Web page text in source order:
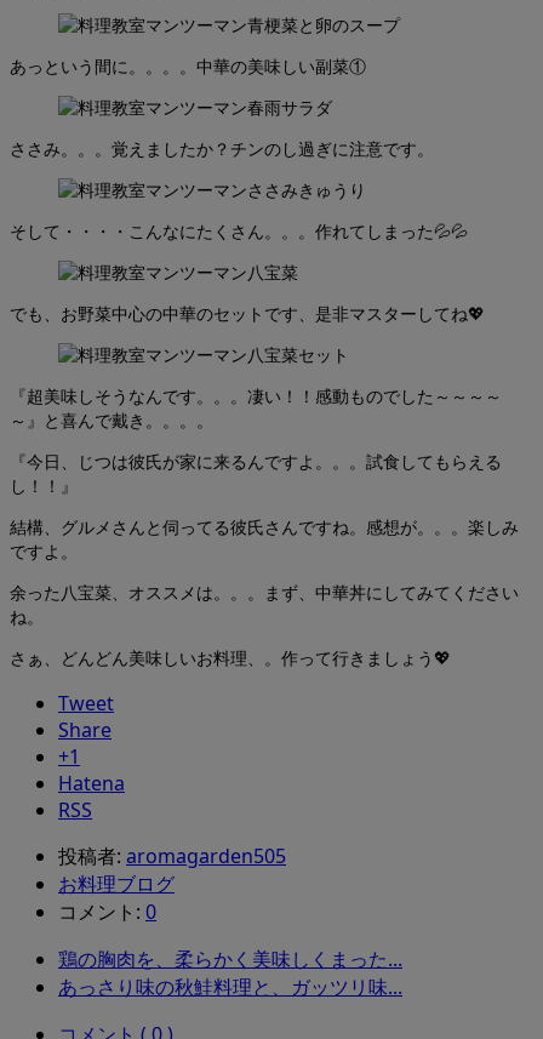
あっという間に。。。。中華の美味しい副菜①
ささみ。。。覚えましたか？チンのし過ぎに注意です。
そして・・・・こんなにたくさん。。。作れてしまった💦💦
でも、お野菜中心の中華のセットです、是非マスターしてね💖
『超美味しそうなんです。。。凄い！！感動ものでした～～～～
～』と喜んで戴き。。。。
『今日、じつは彼氏が家に来るんですよ。。。試食してもらえる
し！！』
結構、グルメさんと伺ってる彼氏さんですね。感想が。。。楽しみ
ですよ。
余った八宝菜、オススメは。。。まず、中華丼にしてみてください
ね。
さぁ、どんどん美味しいお料理、。作って行きましょう💖
Tweet
Share
+1
Hatena
RSS
投稿者: aromagarden505
お料理ブログ
コメント: 0
鶏の胸肉を、柔らかく美味しくまった...
あっさり味の秋鮭料理と、ガッツリ味...